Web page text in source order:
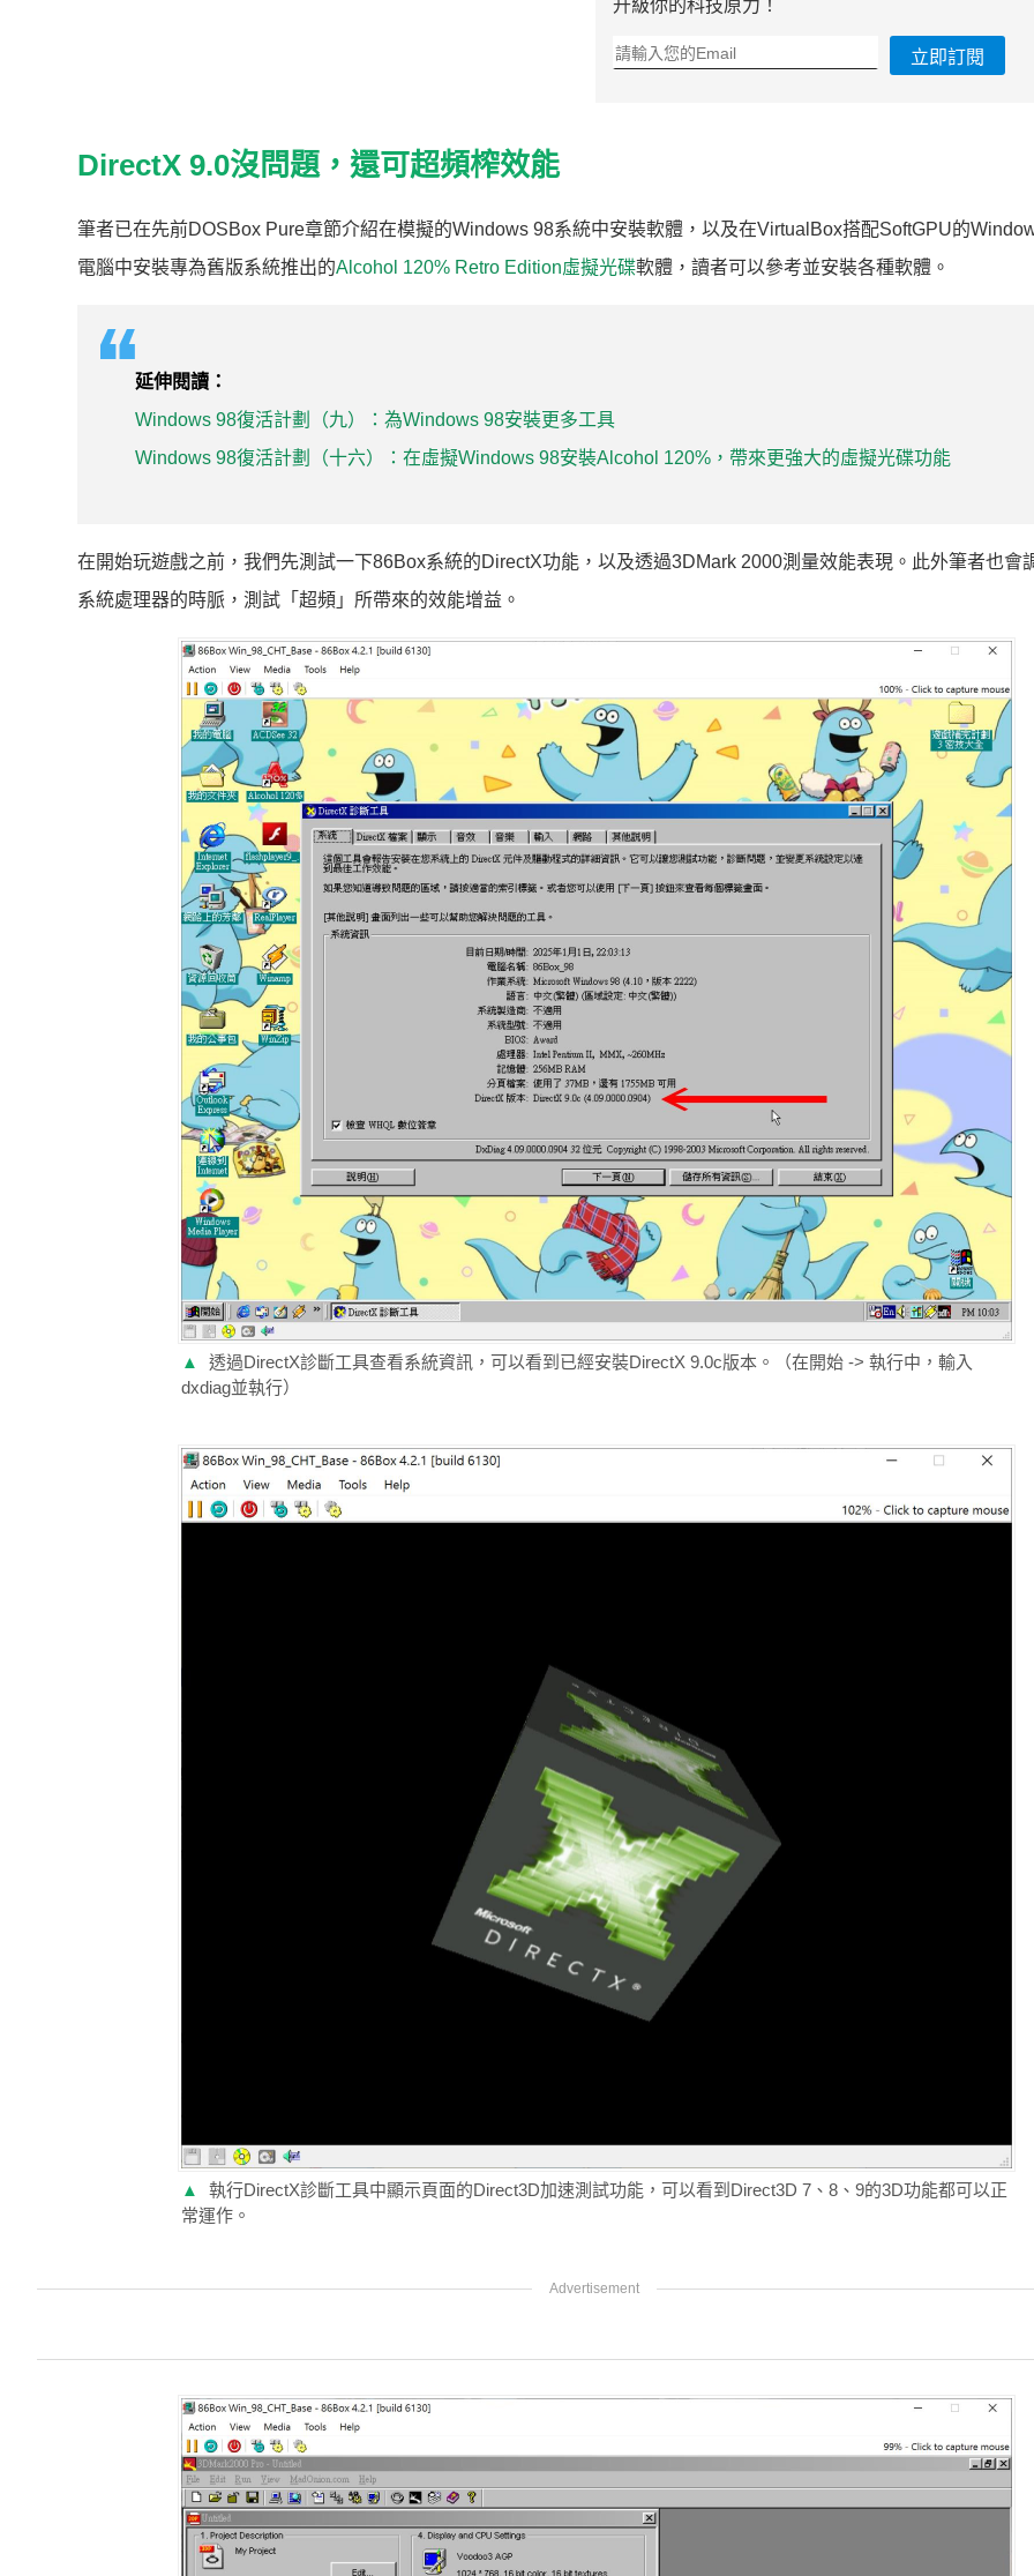
升級你的科技原力！
立即訂閱
DirectX 9.0沒問題，還可超頻榨效能
筆者已在先前DOSBox Pure章節介紹在模擬的Windows 98系統中安裝軟體，以及在VirtualBox搭配SoftGPU的
電腦中安裝專為舊版系統推出的Alcohol 120% Retro Edition虛擬光碟軟體，讀者可以參考並安裝各種軟體。
延伸閱讀：
Windows 98復活計劃（九）：為Windows 98安裝更多工具
Windows 98復活計劃（十六）：在虛擬Windows 98安裝Alcohol 120%，帶來更強大的虛擬光碟功能
在開始玩遊戲之前，我們先測試一下86Box系統的DirectX功能，以及透過3DMark 2000測量效能表現。此外筆者也會
系統處理器的時脈，測試「超頻」所帶來的效能增益。
▲
透過DirectX診斷工具查看系統資訊，可以看到已經安裝DirectX 9.0c版本。（在開始 -> 執行中，輸入
dxdiag並執行）
▲
執行DirectX診斷工具中顯示頁面的Direct3D加速測試功能，可以看到Direct3D 7、8、9的3D功能都可以正
常運作。